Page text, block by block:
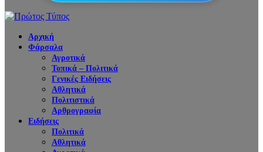
Αρχική
Φάρσαλα
Αγροτικά
Τοπικά – Πολιτικά
Γενικές Ειδήσεις
Αθλητικά
Πολιτιστικά
Αρθρογραφία
Ειδήσεις
Πολιτικά
Αθλητικά